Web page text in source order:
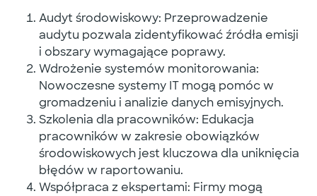
Audyt środowiskowy: Przeprowadzenie
audytu pozwala zidentyfikować źródła emisji
i obszary wymagające poprawy.
Wdrożenie systemów monitorowania:
Nowoczesne systemy IT mogą pomóc w
gromadzeniu i analizie danych emisyjnych.
Szkolenia dla pracowników: Edukacja
pracowników w zakresie obowiązków
środowiskowych jest kluczowa dla uniknięcia
błędów w raportowaniu.
Współpraca z ekspertami: Firmy mogą